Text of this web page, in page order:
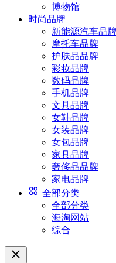
博物馆
时尚品牌
新能源汽车品
摩托车品牌
护肤品品牌
彩妆品牌
数码品牌
手机品牌
文具品牌
女鞋品牌
女装品牌
女包品牌
家具品牌
奢侈品品牌
家电品牌
全部分类
全部分类
海淘网站
综合